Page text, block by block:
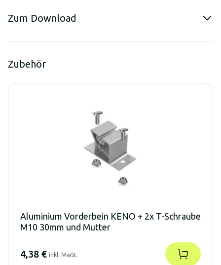
Zum Download
Zubehör
Aluminium Vorderbein KENO + 2x T-Schraube
M10 30mm und Mutter
4,38 € inkl. MwSt.